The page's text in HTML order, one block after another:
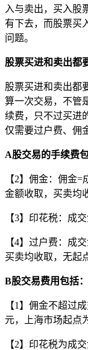
入与卖出，买入股
有下去，而股票买
问题。
股票买进和卖出都
股票买进和卖出都
算一次交易，不管
续费，只不过买进
仅需要过户费、佣
A股交易的手续费包
【2】佣金：佣金
金额收取，买卖均
【3】印花税：成
【4】过户费：成
买卖均收取，无起
B股交易费用包括：
【1】佣金不超过
元，上海市场起点
【2】印花税为成